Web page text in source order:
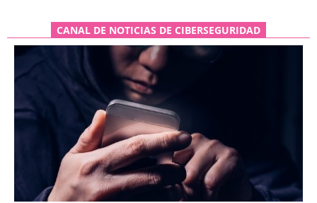
CANAL DE NOTICIAS DE CIBERSEGURIDAD